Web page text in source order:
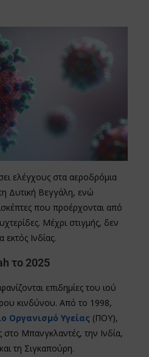
ελέγχους στα αεροδρόμια
Δυτική Βεγγάλη, ενώ
που προέρχονται από
Μέχρι στιγμής, δεν
Ινδίας.
το 2025
επιδημίες του ιού
κινδύνου. Από το 1998,
Οργανισμό Υγείας (ΠΟΥ),
στο Μπανγκλαντές, την Ινδία,
τη Σιγκαπούρη.